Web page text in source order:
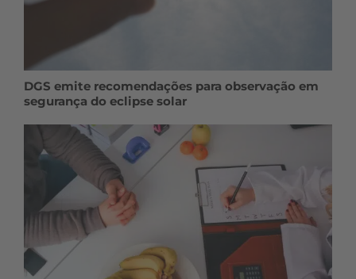
DGS emite recomendações para observação em
segurança do eclipse solar